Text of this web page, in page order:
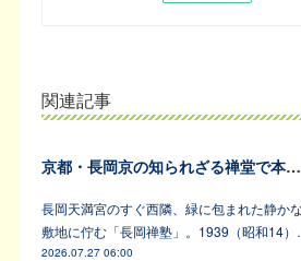
関連記事
京都・長岡京の知られざる禅堂で本格的な坐禅体験
長岡天満宮のすぐ西隣、緑に包まれた静かな
敷地に佇む「長岡禅塾」。1939（昭和14
2026.07.27 06:00